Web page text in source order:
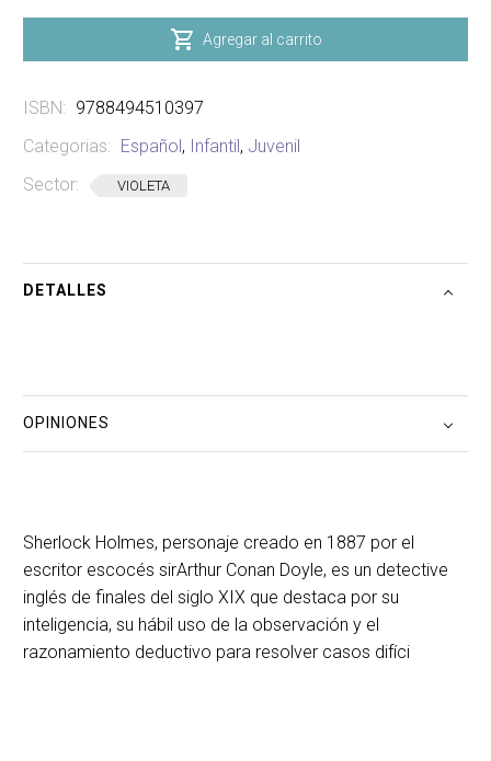
HOLMES
 Agregar al carrito
ISBN: 9788494510397
Categorias: Español, Infantil, Juvenil
Sector:
VIOLETA
DETALLES
OPINIONES
Sherlock Holmes, personaje creado en 1887 por el
escritor escocés sirArthur Conan Doyle, es un detective
inglés de finales del siglo XIX que destaca por su
inteligencia, su hábil uso de la observación y el
razonamiento deductivo para resolver casos difíci